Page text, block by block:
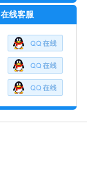
在线客服